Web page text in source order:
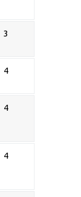
3
4
4
4